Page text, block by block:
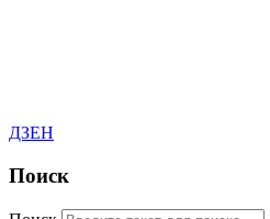
ДЗЕН
Поиск